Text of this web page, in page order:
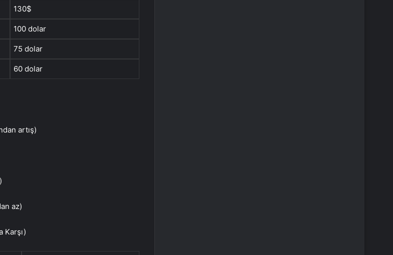
130$
100 dolar
75 dolar
60 dolar
artış)
az)
Karşı)